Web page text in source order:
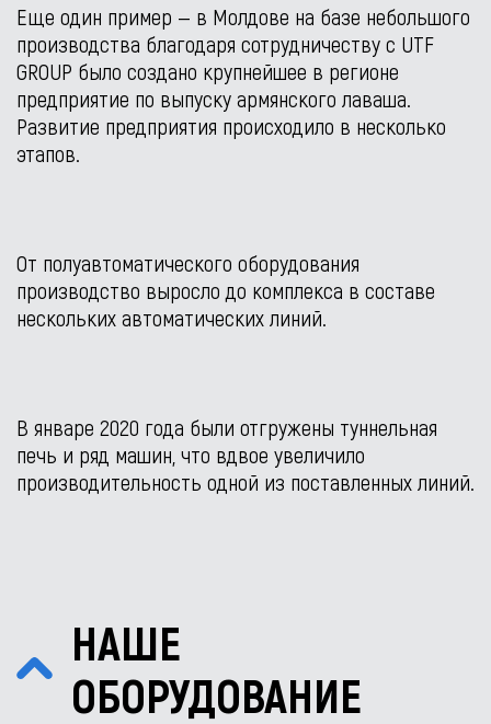
Еще один пример — в Молдове на базе небольшого
производства благодаря сотрудничеству с UTF
GROUP было создано крупнейшее в регионе
предприятие по выпуску армянского лаваша.
Развитие предприятия происходило в несколько
этапов.
От полуавтоматического оборудования
производство выросло до комплекса в составе
нескольких автоматических линий.
В январе 2020 года были отгружены туннельная
печь и ряд машин, что вдвое увеличило
производительность одной из поставленных линий.
НАШЕ
ОБОРУДОВАНИЕ